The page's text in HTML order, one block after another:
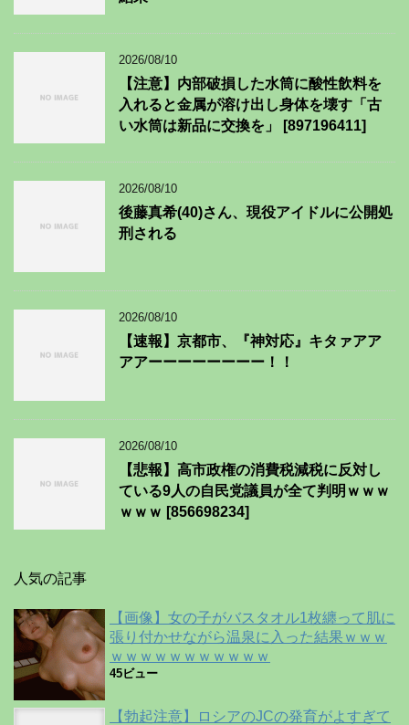
2026/08/10
【注意】内部破損した水筒に酸性飲料を
入れると金属が溶け出し身体を壊す「古
い水筒は新品に交換を」 [897196411]
2026/08/10
後藤真希(40)さん、現役アイドルに公開処
刑される
2026/08/10
【速報】京都市、『神対応』キタァアア
アアーーーーーーーー！！
2026/08/10
【悲報】高市政権の消費税減税に反対し
ている9人の自民党議員が全て判明ｗｗｗ
ｗｗｗ [856698234]
人気の記事
【画像】女の子がバスタオル1枚纏って肌に
張り付かせながら温泉に入った結果ｗｗｗ
ｗｗｗｗｗｗｗｗｗｗｗ
45ビュー
【勃起注意】ロシアのJCの発育がよすぎて